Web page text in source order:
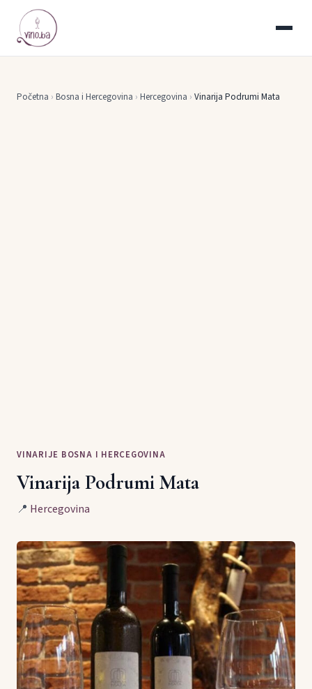
Početna › Bosna i Hercegovina › Hercegovina › Vinarija Podrumi Mata
VINARIJE BOSNA I HERCEGOVINA
Vinarija Podrumi Mata
📍 Hercegovina